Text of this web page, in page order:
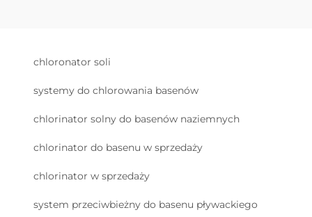
chloronator soli
systemy do chlorowania basenów
chlorinator solny do basenów naziemnych
chlorinator do basenu w sprzedaży
chlorinator w sprzedaży
system przeciwbieżny do basenu pływackiego